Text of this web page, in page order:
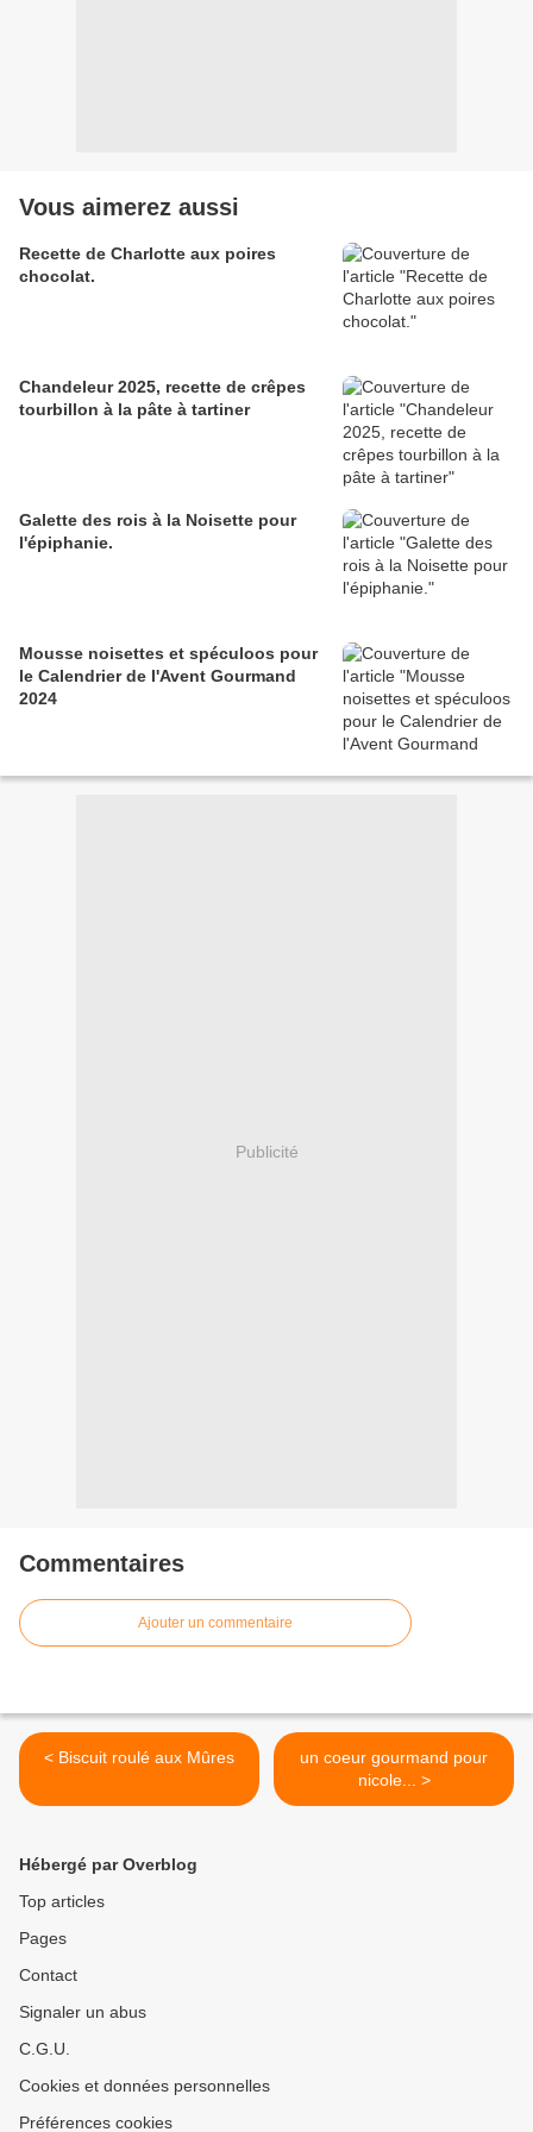
Vous aimerez aussi
Recette de Charlotte aux poires
chocolat.
Chandeleur 2025, recette de crêpes
tourbillon à la pâte à tartiner
Galette des rois à la Noisette pour
l'épiphanie.
Mousse noisettes et spéculoos pour
le Calendrier de l'Avent Gourmand
2024
Publicité
Commentaires
Ajouter un commentaire
< Biscuit roulé aux Mûres
un coeur gourmand pour
nicole... >
Hébergé par Overblog
Top articles
Pages
Contact
Signaler un abus
C.G.U.
Cookies et données personnelles
Préférences cookies